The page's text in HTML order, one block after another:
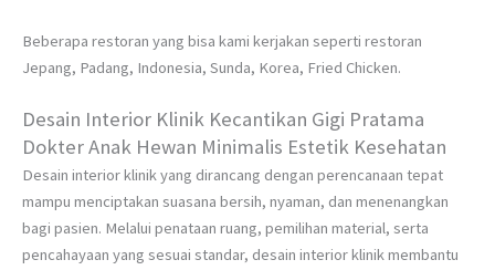
Beberapa restoran yang bisa kami kerjakan seperti restoran
Jepang, Padang, Indonesia, Sunda, Korea, Fried Chicken.
Desain Interior Klinik Kecantikan Gigi Pratama
Dokter Anak Hewan Minimalis Estetik Kesehatan
Desain interior klinik yang dirancang dengan perencanaan tepat
mampu menciptakan suasana bersih, nyaman, dan menenangkan
bagi pasien. Melalui penataan ruang, pemilihan material, serta
pencahayaan yang sesuai standar, desain interior klinik membantu